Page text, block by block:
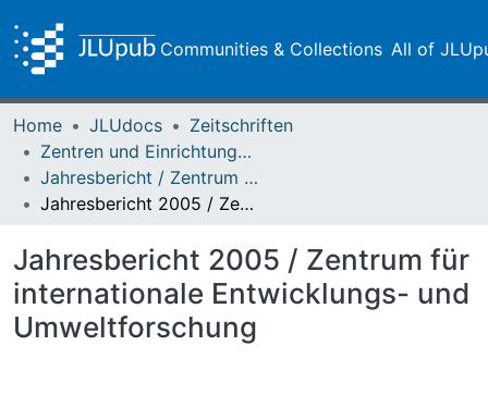
Communities & Collections All of
Home JLUdocs
Zeitschriften
Zentren und Einrichtungen der JLU
Jahresbericht / Zentrum für internationale Entwicklungs- und Umweltforschung
Jahresbericht 2005 / Zentrum für internationale Entwicklungs- und Umweltforschung
Jahresbericht 2005 / Zentrum für
internationale Entwicklungs- und
Umweltforschung